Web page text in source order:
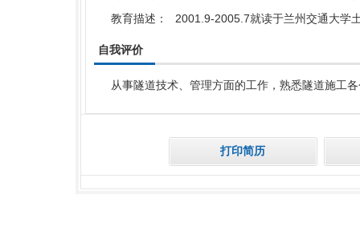
教育描述：
2001.9-2005.7就读于兰州交通大学
自我评价
从事隧道技术、管理方面的工作，熟悉隧道施工